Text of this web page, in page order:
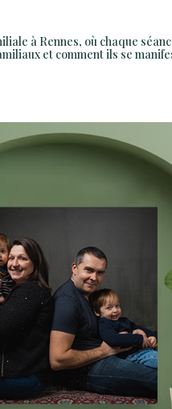
à Rennes, où chaque
et comment ils se